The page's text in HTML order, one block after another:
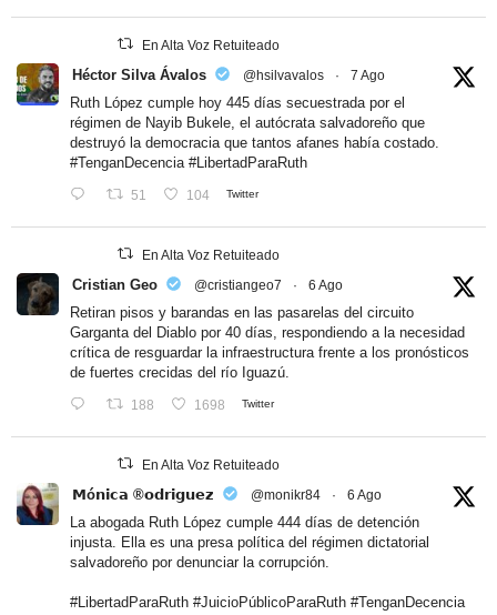
En Alta Voz Retuiteado
Héctor Silva Ávalos @hsilvavalos · 7 Ago
Ruth López cumple hoy 445 días secuestrada por el
régimen de Nayib Bukele, el autócrata salvadoreño que
destruyó la democracia que tantos afanes había costado.
#TenganDecencia #LibertadParaRuth
51 104 Twitter
En Alta Voz Retuiteado
Cristian Geo @cristiangeo7 · 6 Ago
Retiran pisos y barandas en las pasarelas del circuito
Garganta del Diablo por 40 días, respondiendo a la necesidad
crítica de resguardar la infraestructura frente a los pronósticos
de fuertes crecidas del río Iguazú.
188 1698 Twitter
En Alta Voz Retuiteado
𝗠ó𝗻𝗶𝗰𝗮 ®𝗼𝗱𝗿𝗶𝗴𝘂𝗲𝘇 @monikr84 · 6 Ago
La abogada Ruth López cumple 444 días de detención
injusta. Ella es una presa política del régimen dictatorial
salvadoreño por denunciar la corrupción.
#LibertadParaRuth #JuicioPúblicoParaRuth #TenganDecencia